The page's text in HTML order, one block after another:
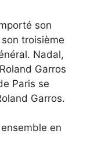
son
troisième
Nadal,
Garros
Paris se
Garros.
en